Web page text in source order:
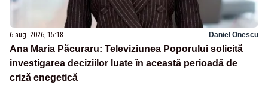
6 aug. 2026, 15:18 Daniel Onescu
Ana Maria Păcuraru: Televiziunea Poporului solicită
investigarea deciziilor luate în această perioadă de
criză enegetică